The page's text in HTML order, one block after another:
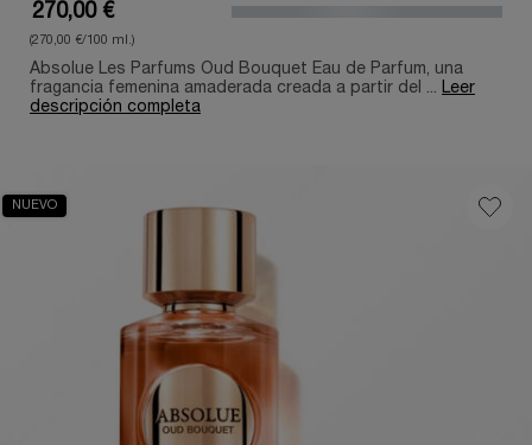
270,00 €
(270,00 €/100 ml.)
Absolue Les Parfums Oud Bouquet Eau de Parfum, una
fragancia femenina amaderada creada a partir del ... Leer
descripción completa
NUEVO